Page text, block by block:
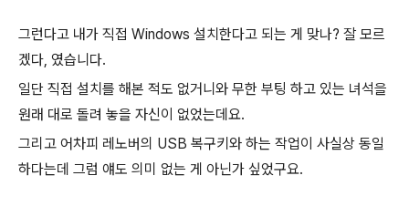
그런다고 내가 직접 Windows 설치한다고 되는 게 맞나? 잘 모르
겠다, 였습니다.
일단 직접 설치를 해본 적도 없거니와 무한 부팅 하고 있는 녀석을
원래 대로 돌려 놓을 자신이 없었는데요.
그리고 어차피 레노버의 USB 복구키와 하는 작업이 사실상 동일
하다는데 그럼 얘도 의미 없는 게 아닌가 싶었구요.